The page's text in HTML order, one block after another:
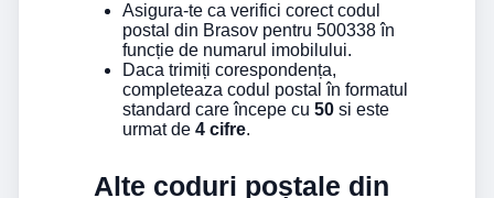
Asigura-te ca verifici corect codul
postal din Brasov pentru 500338 în
funcție de numarul imobilului.
Daca trimiți corespondența,
completeaza codul postal în formatul
standard care începe cu 50 si este
urmat de 4 cifre.
Alte coduri poștale din